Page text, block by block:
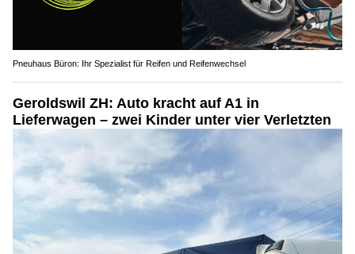
Pneuhaus Büron: Ihr Spezialist für Reifen und Reifenwechsel
Geroldswil ZH: Auto kracht auf A1 in
Lieferwagen – zwei Kinder unter vier Verletzten